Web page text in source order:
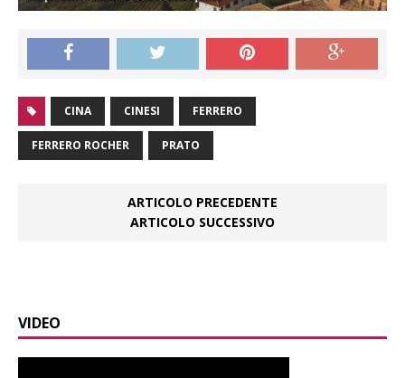
CINA CINESI FERRERO
FERRERO ROCHER PRATO
ARTICOLO PRECEDENTE
ARTICOLO SUCCESSIVO
VIDEO